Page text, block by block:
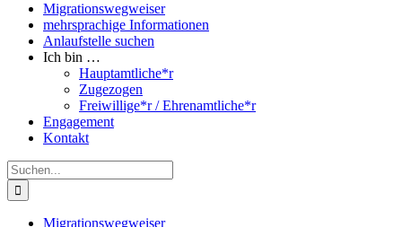
Migrationswegweiser
mehrsprachige Informationen
Anlaufstelle suchen
Ich bin …
Hauptamtliche*r
Zugezogen
Freiwillige*r / Ehrenamtliche*r
Engagement
Kontakt
Suche
nach:
Migrationswegweiser